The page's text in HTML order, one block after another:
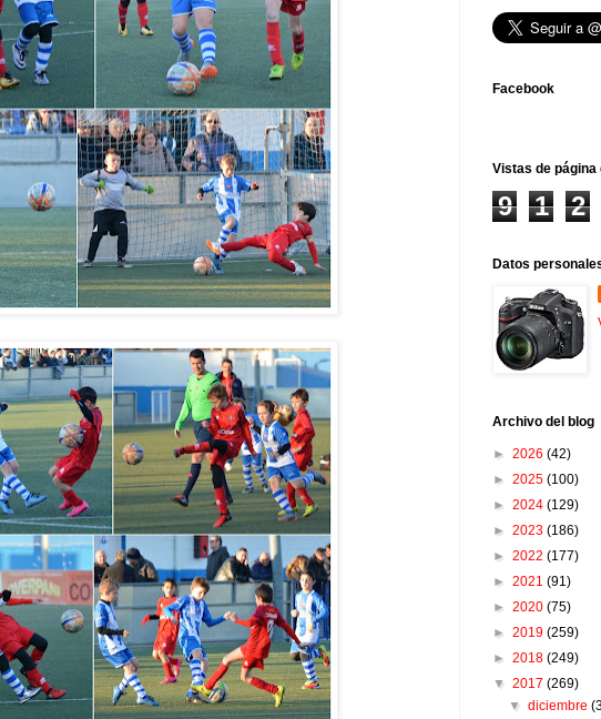
Facebook
Vistas de página
9 1 2
Datos
Archivo del blog
► 2026 (42)
► 2025 (100)
► 2024 (129)
► 2023 (186)
► 2022 (177)
► 2021 (91)
► 2020 (75)
► 2019 (259)
► 2018 (249)
▼ 2017 (269)
▼diciembre